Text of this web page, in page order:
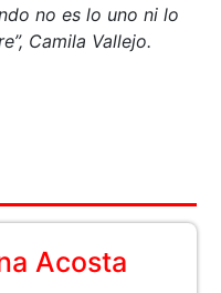
no es lo uno ni lo
Camila Vallejo.
Acosta